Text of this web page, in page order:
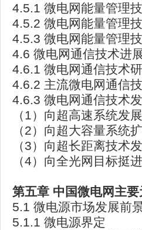
4.5.1 微电网能量管理
4.5.2 微电网能量管理
4.5.3 微电网能量管理
4.6 微电网通信技术进
4.6.1 微电网通信技术
4.6.2 主流微电网通信
4.6.3 微电网通信技术
（1）向超高速系统发展
（2）向超大容量系统
（3）向超长距离技术
（4）向全光网目标挺进
第五章 中国微电网主
5.1 微电源市场发展前
5.1.1 微电源界定